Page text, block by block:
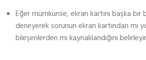
Eğer mümkünse, ekran kartını başka bir
deneyerek sorunun ekran kartından mı
bileşenlerden mi kaynaklandığını